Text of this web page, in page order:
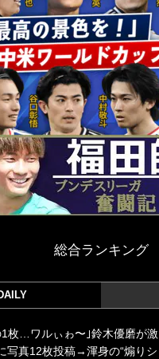
総合ランキング
1枚…ワルぃゎ〜｣鈴木優磨が激
写真12枚投稿→渾身の“煽りシ